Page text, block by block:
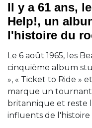
Il y a 61 ans,
Help!, un
l'histoire du
Le 6 août 1965, les
cinquième album
», « Ticket to Ride »
marque un
britannique et reste
influents de l'histoire